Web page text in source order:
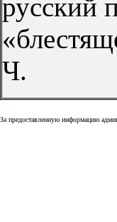
русский
Ч.
За предоставленную информацию